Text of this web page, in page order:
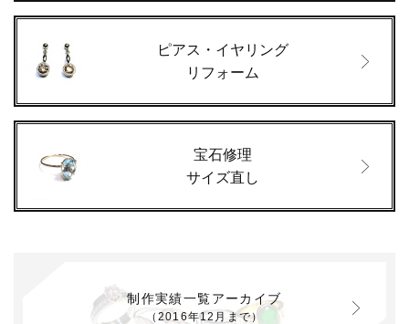
ピアス・イヤリング
リフォーム
宝石修理
サイズ直し
制作実績一覧アーカイブ
（2016年12月まで）